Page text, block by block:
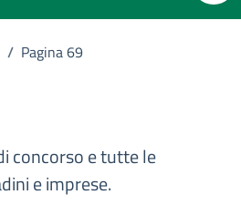
/ Pagina 69
concorso e tutte le
e imprese.